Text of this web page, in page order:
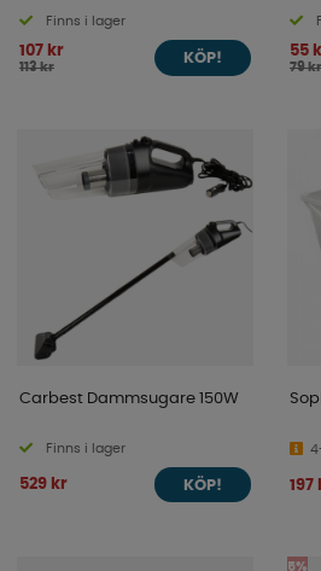
Finns i lager
107 kr
113 kr
KÖP! 55
79 kr
Carbest Dammsugare 150W
Finns i lager
529 kr KÖP! 197
5%